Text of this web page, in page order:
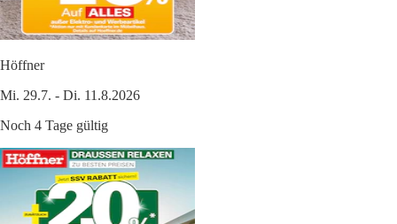
Höffner
Mi. 29.7. - Di. 11.8.2026
Noch 4 Tage gültig